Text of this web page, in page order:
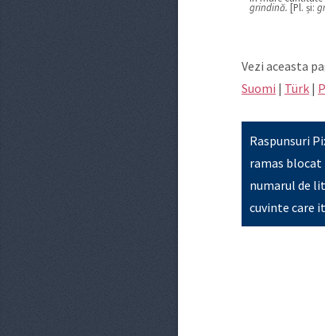
grindină. [Pl. și:
Vezi aceasta
Suomi | Türk |
Raspunsuri
ramas blocat
numarul de
cuvinte care